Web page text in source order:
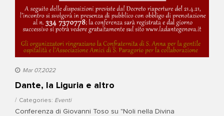
Mar 07,2022
Dante, la Liguria e altro
Categories: Eventi
Conferenza di Giovanni Toso su "Noli nella Divina